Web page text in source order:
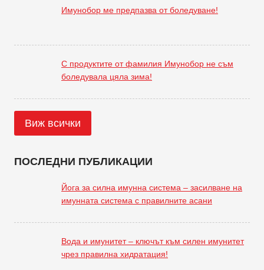
Имунобор ме предпазва от боледуване!
С продуктите от фамилия Имунобор не съм
боледувала цяла зима!
Виж всички
ПОСЛЕДНИ ПУБЛИКАЦИИ
Йога за силна имунна система – засилване на
имунната система с правилните асани
Вода и имунитет – ключът към силен имунитет
чрез правилна хидратация!